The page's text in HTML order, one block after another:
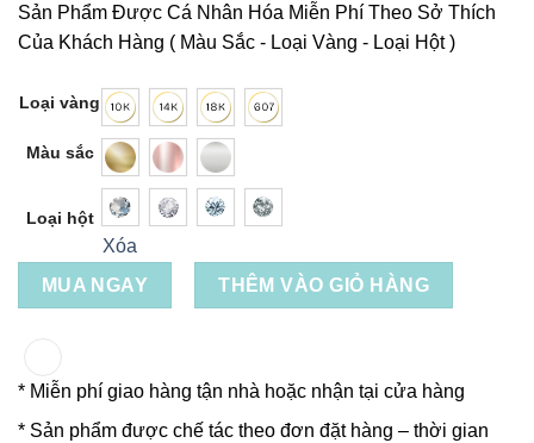
Sản Phẩm Được Cá Nhân Hóa Miễn Phí Theo Sở Thích
Của Khách Hàng ( Màu Sắc - Loại Vàng - Loại Hột )
Loại vàng
Màu sắc
Loại hột
Xóa
MUA NGAY
THÊM VÀO GIỎ HÀNG
* Miễn phí giao hàng tận nhà hoặc nhận tại cửa hàng
* Sản phẩm được chế tác theo đơn đặt hàng – thời gian